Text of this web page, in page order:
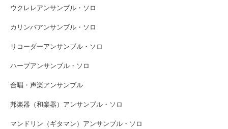
ウクレレアンサンブル・ソロ
カリンバアンサンブル・ソロ
リコーダーアンサンブル・ソロ
ハープアンサンブル・ソロ
合唱・声楽アンサンブル
邦楽器（和楽器）アンサンブル・ソロ
マンドリン（ギタマン）アンサンブル・ソロ